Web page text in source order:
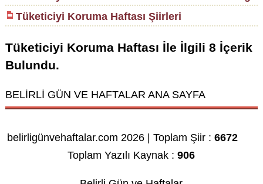
Tüketiciyi Koruma Haftası Şiirleri
Tüketiciyi Koruma Haftası İle İlgili 8 İçerik
Bulundu.
BELİRLİ GÜN VE HAFTALAR ANA SAYFA
belirligünvehaftalar.com 2026 | Toplam Şiir :6672
Toplam Yazılı Kaynak :906